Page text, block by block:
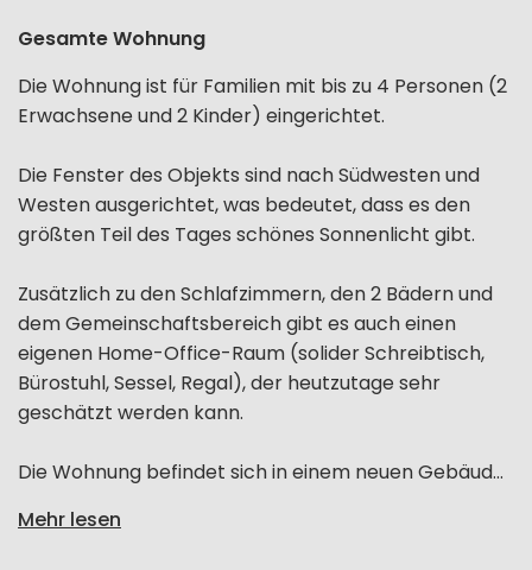
Gesamte Wohnung
Die Wohnung ist für Familien mit bis zu 4 Personen (2
Erwachsene und 2 Kinder) eingerichtet.
Die Fenster des Objekts sind nach Südwesten und
Westen ausgerichtet, was bedeutet, dass es den
größten Teil des Tages schönes Sonnenlicht gibt.
Zusätzlich zu den Schlafzimmern, den 2 Bädern und
dem Gemeinschaftsbereich gibt es auch einen
eigenen Home-Office-Raum (solider Schreibtisch,
Bürostuhl, Sessel, Regal), der heutzutage sehr
geschätzt werden kann.
Die Wohnung befindet sich in einem neuen Gebäud...
Mehr lesen